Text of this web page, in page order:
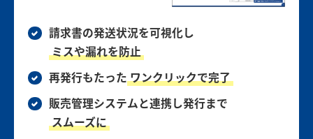
請求書の発送状況を可視化し
ミスや漏れを防止
再発行もたった ワンクリックで完了
販売管理システムと連携し発行まで
スムーズに